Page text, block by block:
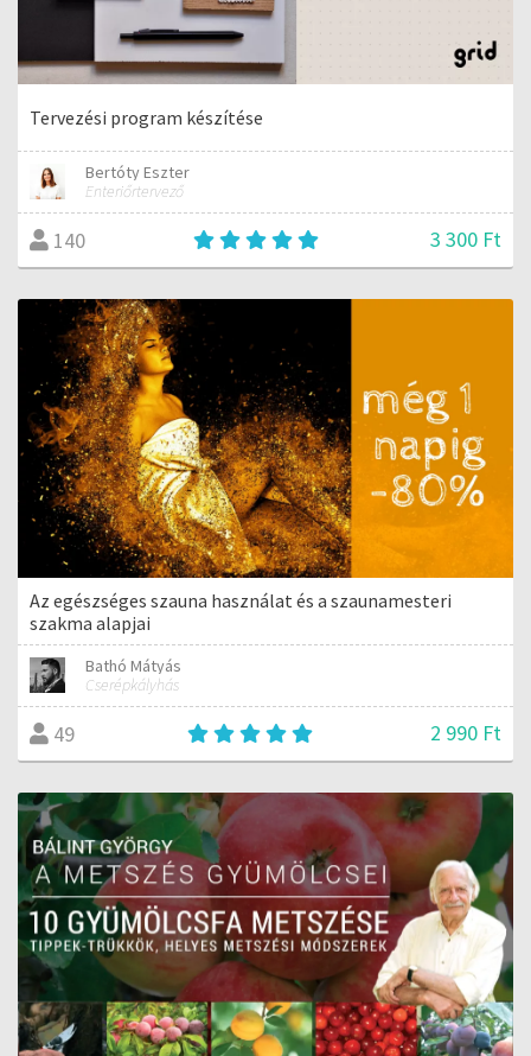
Tervezési program készítése
Bertóty Eszter
Enteriőrtervező
140 3 300 Ft
Az egészséges szauna használat és a szaunamesteri
szakma alapjai
Bathó Mátyás
Cserépkályhás
49 2 990 Ft